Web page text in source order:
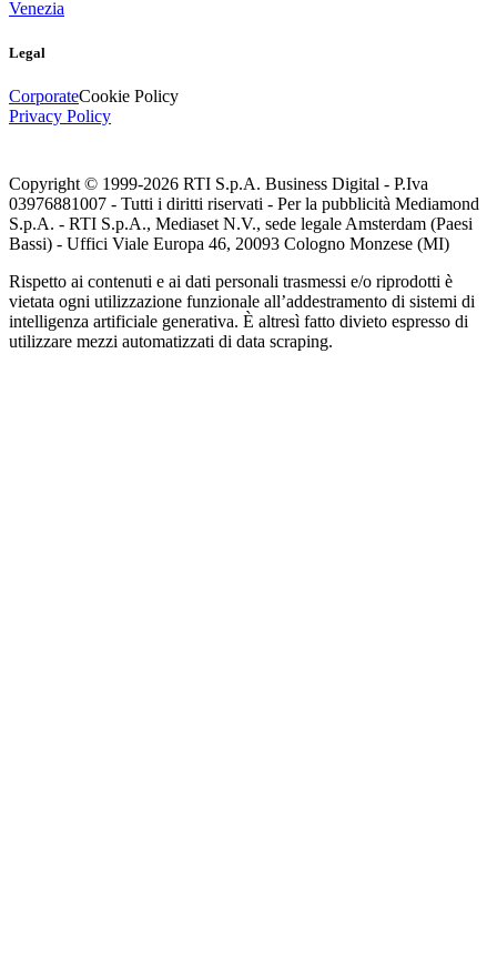
Venezia
Legal
CorporateCookie Policy
Privacy Policy
Copyright © 1999-2026 RTI S.p.A. Business Digital - P.Iva
03976881007 - Tutti i diritti riservati - Per la pubblicità Mediamond
S.p.A. - RTI S.p.A., Mediaset N.V., sede legale Amsterdam (Paesi
Bassi) - Uffici Viale Europa 46, 20093 Cologno Monzese (MI)
Rispetto ai contenuti e ai dati personali trasmessi e/o riprodotti è
vietata ogni utilizzazione funzionale all’addestramento di sistemi di
intelligenza artificiale generativa. È altresì fatto divieto espresso di
utilizzare mezzi automatizzati di data scraping.